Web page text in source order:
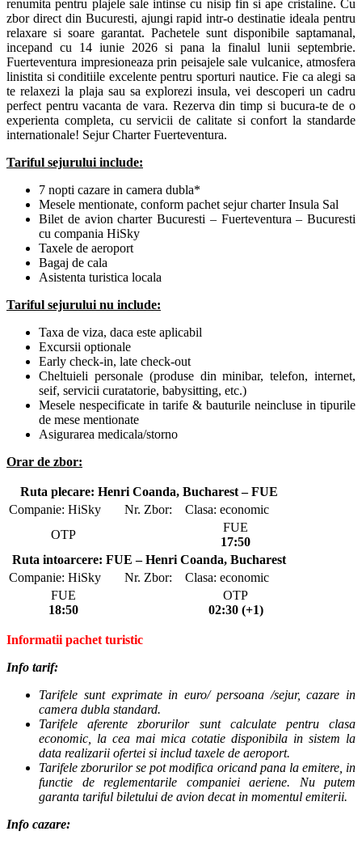
renumita pentru plajele sale intinse cu nisip fin si ape cristaline. Cu
zbor direct din Bucuresti, ajungi rapid intr-o destinatie ideala pentru
relaxare si soare garantat. Pachetele sunt disponibile saptamanal,
incepand cu 14 iunie 2026 si pana la finalul lunii septembrie.
Fuerteventura impresioneaza prin peisajele sale vulcanice, atmosfera
linistita si conditiile excelente pentru sporturi nautice. Fie ca alegi sa
te relaxezi la plaja sau sa explorezi insula, vei descoperi un cadru
perfect pentru vacanta de vara. Rezerva din timp si bucura-te de o
experienta completa, cu servicii de calitate si confort la standarde
internationale! Sejur Charter Fuerteventura.
Tariful sejurului include:
7 nopti cazare in camera dubla*
Mesele mentionate, conform pachet sejur charter Insula Sal
Bilet de avion charter Bucuresti – Fuerteventura – Bucuresti
cu compania HiSky
Taxele de aeroport
Bagaj de cala
Asistenta turistica locala
Tariful sejurului nu include:
Taxa de viza, daca este aplicabil
Excursii optionale
Early check-in, late check-out
Cheltuieli personale (produse din minibar, telefon, internet,
seif, servicii curatatorie, babysitting, etc.)
Mesele nespecificate in tarife & bauturile neincluse in tipurile
de mese mentionate
Asigurarea medicala/storno
Orar de zbor:
Ruta plecare: Henri Coanda, Bucharest – FUE
Companie: HiSky
Nr. Zbor:
Clasa: economic
OTP
FUE
17:50
Ruta intoarcere: FUE – Henri Coanda, Bucharest
Companie: HiSky
Nr. Zbor:
Clasa: economic
FUE
18:50
OTP
02:30 (+1)
Informatii pachet turistic
Info tarif:
Tarifele sunt exprimate in euro/ persoana /sejur, cazare in
camera dubla standard.
Tarifele aferente zborurilor sunt calculate pentru clasa
economic, la cea mai mica cotatie disponibila in sistem la
data realizarii ofertei si includ taxele de aeroport.
Tarifele zborurilor se pot modifica oricand pana la emitere, in
functie de reglementarile companiei aeriene. Nu putem
garanta tariful biletului de avion decat in momentul emiterii.
Info cazare: